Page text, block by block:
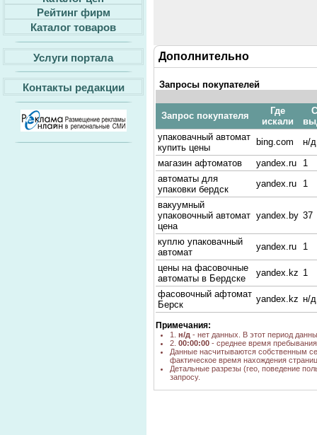
Рейтинг фирм
Каталог товаров
Услуги портала
Контакты редакции
Дополнительно
Запросы покупателей
Запрос покупателя
Где
искали
упаковачный автомат
купить цены
bing.com
н/д
магазин афтоматов
yandex.ru
1
автоматы для
упаковки бердск
yandex.ru
1
вакуумный
упаковочный автомат
цена
yandex.by 37
куплю упаковачный
автомат
yandex.ru
1
цены на фасовочные
автоматы в Бердске
yandex.kz 1
фасовочный афтомат
Берск
yandex.kz н/д
упаковочно-
фасовочный автомат
для хлеба и
хлебобулочных
изделий
yandex.ru 6
купить автомат для
упаковки хлеба
Примечания:
1. н/д - нет данных. В этот период
2. 00:00:00 - среднее время
Данные насчитываются собственным
фактическое время нахождения
Детальные разрезы (гео, поведение
запросу.